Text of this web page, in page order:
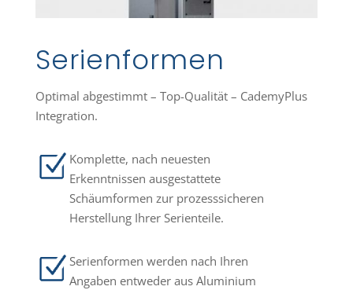
Serienformen
Optimal abgestimmt – Top-Qualität – CademyPlus
Integration.
Komplette, nach neuesten
Erkenntnissen ausgestattete
Schäumformen zur prozesssicheren
Herstellung Ihrer Serienteile.
Serienformen werden nach Ihren
Angaben entweder aus Aluminium